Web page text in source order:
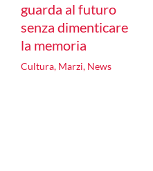
guarda al futuro
senza dimenticare
la memoria
Cultura, Marzi, News